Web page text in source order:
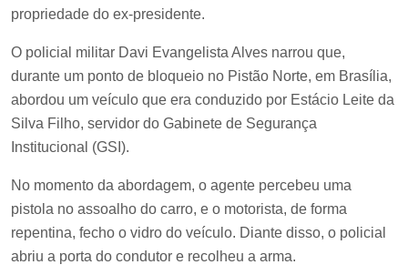
propriedade do ex-presidente.
O policial militar Davi Evangelista Alves narrou que,
durante um ponto de bloqueio no Pistão Norte, em Brasília,
abordou um veículo que era conduzido por Estácio Leite da
Silva Filho, servidor do Gabinete de Segurança
Institucional (GSI).
No momento da abordagem, o agente percebeu uma
pistola no assoalho do carro, e o motorista, de forma
repentina, fecho o vidro do veículo. Diante disso, o policial
abriu a porta do condutor e recolheu a arma.